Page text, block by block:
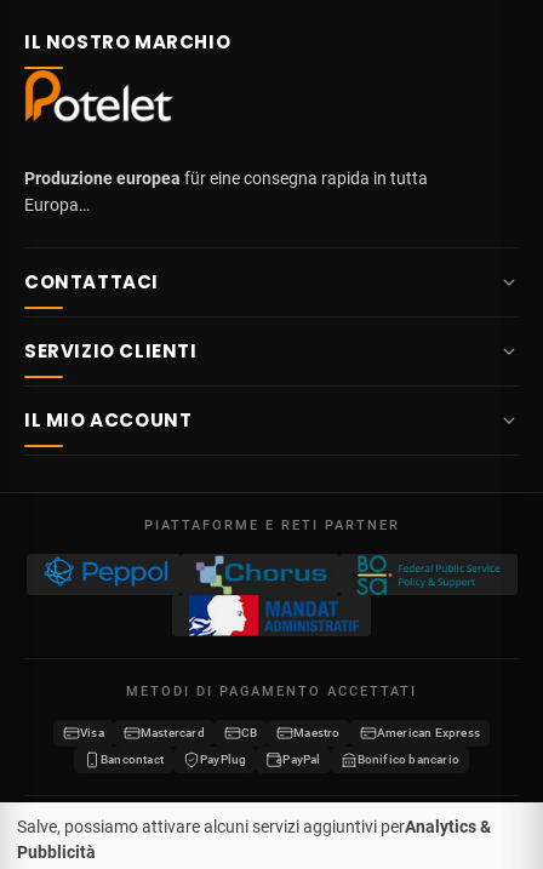
IL NOSTRO MARCHIO
Produzione europea für eine consegna rapida in tutta
Europa…
CONTATTACI
4710 Lontzen
Lun - Ven
09:00 – 17:00
P.IVA BE 0641.740.320 - RPM Liegi
SERVIZIO CLIENTI
Consegna
Condizioni generali
Privacy
IL MIO ACCOUNT
I miei crediti
I miei buoni sconto
Diventa rivenditore
PIATTAFORME E RETI PARTNER
METODI DI PAGAMENTO ACCETTATI
Visa Mastercard CB Maestro
American Express
Bancontact
PayPlug PayPal Bonifico bancario
© 2026 Potelet.eu · Tutti i diritti riservati ·
Salve, possiamo attivare alcuni servizi aggiuntivi perAnalytics &
Pubblicità